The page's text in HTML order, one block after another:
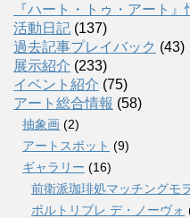
『ハート・トゥ・アート』
活動日記 (137)
過去記事プレイバック (43)
展示紹介 (233)
イベント紹介 (75)
アート総合情報 (58)
抽象画 (2)
アートスポット (9)
ギャラリー (16)
前衛派珈琲処マッチングモ
ポルトリブレ デ・ノーヴォ